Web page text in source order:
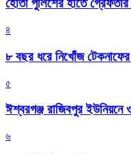
হোতা পুলিশের হাতে
৪
৮ বছর ধরে নিখোঁজ
৫
ঈশ্বরগঞ্জ রাজিবপুর ইউনিয়নে
৬